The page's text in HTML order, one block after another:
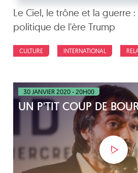
Le Ciel, le trône et la guerre
politique de l'ère Trump
CULTURE INTERNATIONAL
30 JANVIER 2020 - 20H00
UN P'TIT COUP DE